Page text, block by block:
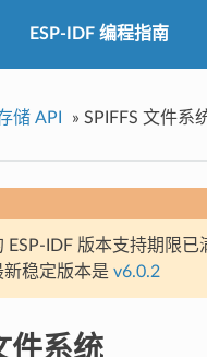
ESP-IDF 编程指南
储 API » SPIFFS 文件系
ESP-IDF 版本支持期限已
新稳定版本是 v6.0.2
件系统